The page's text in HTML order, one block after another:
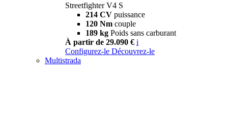
Streetfighter V4 S
214 CV puissance
120 Nm couple
189 kg Poids sans carburant
À partir de 29.090 € i
Configurez-le Découvrez-le
Multistrada